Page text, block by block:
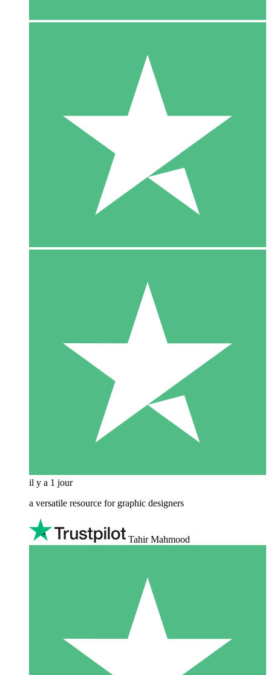
il y a 1 jour
a versatile resource for graphic designers
Tahir Mahmood